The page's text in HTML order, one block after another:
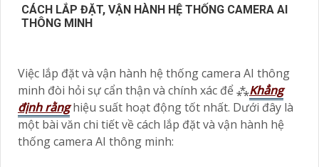
CÁCH LẮP ĐẶT, VẬN HÀNH HỆ THỐNG CAMERA AI
THÔNG MINH
Việc lắp đặt và vận hành hệ thống camera AI thông
minh đòi hỏi sự cẩn thận và chính xác để ⁂Khẳng
định rằnghiệu suất hoạt động tốt nhất. Dưới đây là
một bài văn chi tiết về cách lắp đặt và vận hành hệ
thống camera AI thông minh: